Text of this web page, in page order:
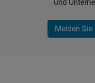
und
Melden